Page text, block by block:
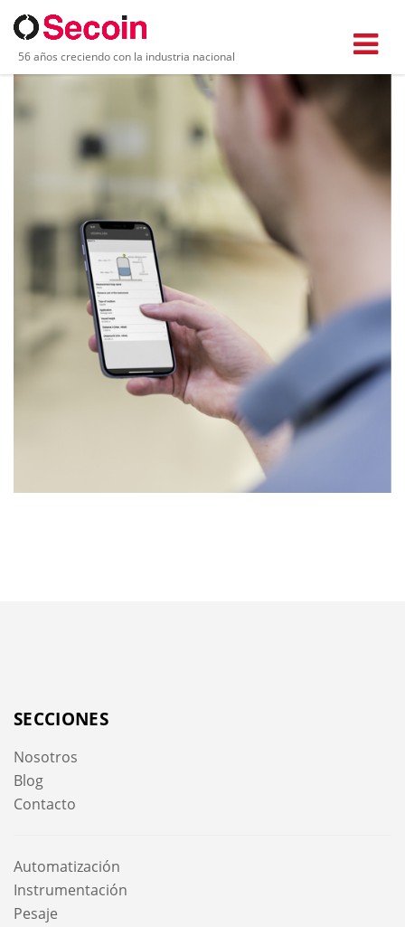
56 años creciendo con la industria nacional
SECCIONES
Nosotros
Blog
Contacto
Automatización
Instrumentación
Pesaje